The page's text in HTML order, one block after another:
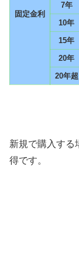
固定金利
7年
10年
15年
20年
20年超
新規で購入する
得です。